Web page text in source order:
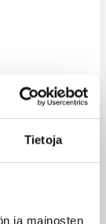
Tietoja
ja mainosten